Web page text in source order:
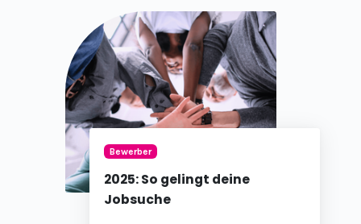
Bewerber
2025: So gelingt deine
Jobsuche